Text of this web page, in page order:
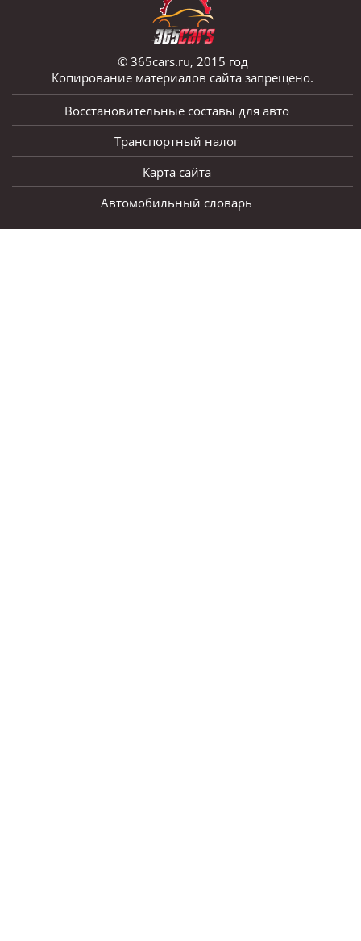
© 365cars.ru, 2015 год
Копирование материалов сайта запрещено.
Восстановительные составы для авто
Транспортный налог
Карта сайта
Автомобильный словарь